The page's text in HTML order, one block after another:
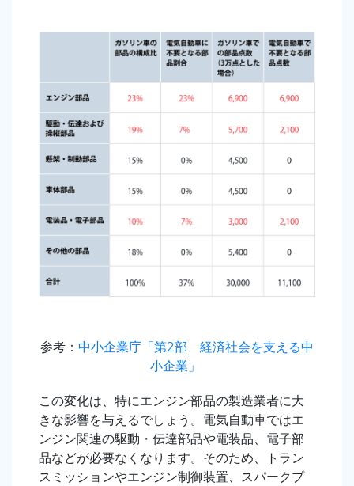
参考： 中小企業庁「第2部 経済社会を支える中
小企業」
この変化は、特にエンジン部品の製造業者に大
きな影響を与えるでしょう。電気自動車ではエ
ンジン関連の駆動・伝達部品や電装品、電子部
品などが必要なくなります。そのため、トラン
スミッションやエンジン制御装置、スパークプ